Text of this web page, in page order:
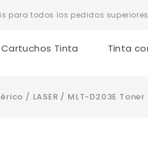
para todos los pedidos
Cartuchos Tinta Tinta
/ LASER / MLT-D203E Toner